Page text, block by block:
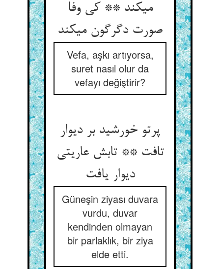
می‏کند ** کی وفا
صورت دگرگون می‏کند
Vefa, aşkı artıyorsa,
suret nasıl olur da
vefayı değiştirir?
پرتو خورشید بر دیوار
تافت ** تابش عاریتی
دیوار یافت‏
Güneşin ziyası duvara
vurdu, duvar
kendinden olmayan
bir parlaklık, bir ziya
elde etti.